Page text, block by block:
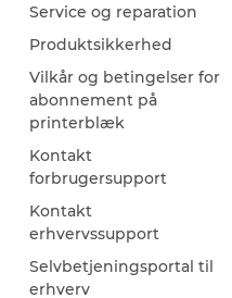
Service og reparation
Produktsikkerhed
Vilkår og betingelser for
abonnement på
printerblæk
Kontakt
forbrugersupport
Kontakt
erhvervssupport
Selvbetjeningsportal til
erhverv